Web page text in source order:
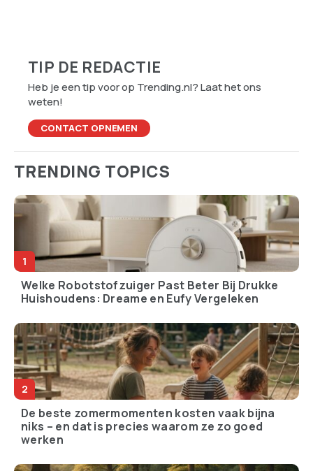
TIP DE REDACTIE
Heb je een tip voor op Trending.nl? Laat het ons
weten!
CONTACT OPNEMEN
TRENDING TOPICS
Welke Robotstofzuiger Past Beter Bij Drukke
Huishoudens: Dreame en Eufy Vergeleken
De beste zomermomenten kosten vaak bijna
niks – en dat is precies waarom ze zo goed
werken